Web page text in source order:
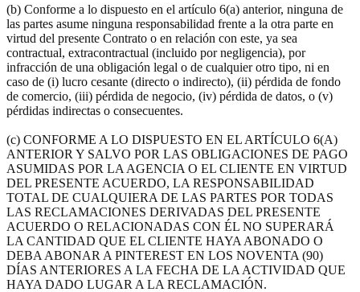
(b) Conforme a lo dispuesto en el artículo 6(a) anterior, ninguna de
las partes asume ninguna responsabilidad frente a la otra parte en
virtud del presente Contrato o en relación con este, ya sea
contractual, extracontractual (incluido por negligencia), por
infracción de una obligación legal o de cualquier otro tipo, ni en
caso de (i) lucro cesante (directo o indirecto), (ii) pérdida de fondo
de comercio, (iii) pérdida de negocio, (iv) pérdida de datos, o (v)
pérdidas indirectas o consecuentes.
(c) CONFORME A LO DISPUESTO EN EL ARTÍCULO 6(A)
ANTERIOR Y SALVO POR LAS OBLIGACIONES DE PAGO
ASUMIDAS POR LA AGENCIA O EL CLIENTE EN VIRTUD
DEL PRESENTE ACUERDO, LA RESPONSABILIDAD
TOTAL DE CUALQUIERA DE LAS PARTES POR TODAS
LAS RECLAMACIONES DERIVADAS DEL PRESENTE
ACUERDO O RELACIONADAS CON ÉL NO SUPERARÁ
LA CANTIDAD QUE EL CLIENTE HAYA ABONADO O
DEBA ABONAR A PINTEREST EN LOS NOVENTA (90)
DÍAS ANTERIORES A LA FECHA DE LA ACTIVIDAD QUE
HAYA DADO LUGAR A LA RECLAMACIÓN.